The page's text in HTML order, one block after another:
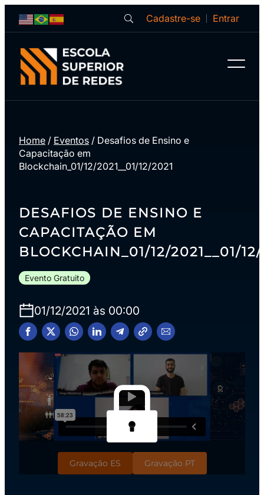
Cadastre-se Entrar
Home / Eventos / Desafios de Ensino e
Capacitação em
Blockchain_01/12/2021__01/12/2021
DESAFIOS DE ENSINO E
CAPACITAÇÃO EM
BLOCKCHAIN_01/12/2021__01/
Evento Gratuito
01/12/2021 às 00:00
Gravação ES Gravação PT